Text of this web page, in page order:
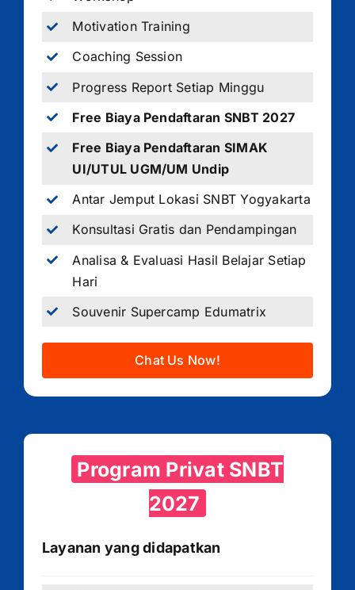
Motivation Training
Coaching Session
Progress Report Setiap Minggu
Free Biaya Pendaftaran SNBT 2027
Free Biaya Pendaftaran SIMAK
UI/UTUL UGM/UM Undip
Antar Jemput Lokasi SNBT Yogyakarta
Konsultasi Gratis dan Pendampingan
Analisa & Evaluasi Hasil Belajar Setiap
Hari
Souvenir Supercamp Edumatrix
Chat Us Now!
Program Privat SNBT
2027
Layanan yang didapatkan